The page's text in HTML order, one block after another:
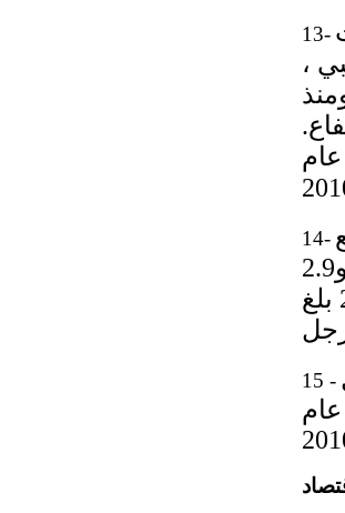
13-
سلبي ،
عدد الوفيات عدد المواليد بمقدار 000 14 . ومنذ
من 4.1 في عام 1990 إلى 0.4 في عام
14-
بانتظام . وبحلول عام 2001، ازداد العمر المتوقع بمقدار 3.7 سن وات للرجل و2.9
سنة للمرأة. و في ال سنوات اللاحقة، أضحى هذا التقدم أبطأ وفي عام 2010 بلغ
15 -
8.1 في عام 2000 ثم إلى 5.0 في عام